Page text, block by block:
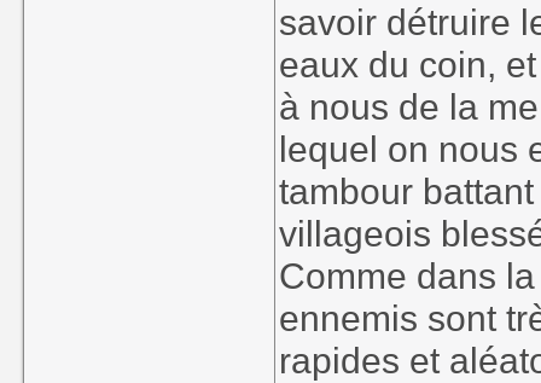
savoir détruire
eaux du coin,
à nous de la
lequel on nous
tambour
villageois
Comme dans
ennemis sont
rapides et